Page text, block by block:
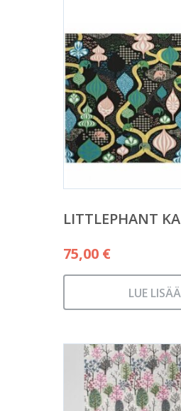
LITTLEPHANT
75,00 €
LUE